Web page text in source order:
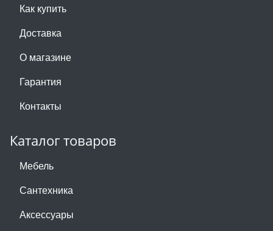
Как купить
Доставка
О магазине
Гарантия
Контакты
Каталог товаров
Мебель
Сантехника
Аксессуары